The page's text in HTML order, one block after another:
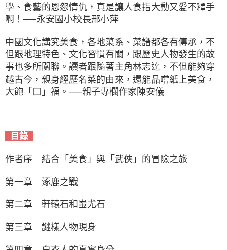
學、食藝的恩怨情仇，真是讓人食指大動又愛不釋手
啊！──永安國小校長邢小萍
中國文化講究美食，各地菜系、菜譜都各有傳承，不
但跟地理特色、文化習慣有關，跟歷史人物發生的故
事也多所關聯。讀者跟隨著主角林志達，不但能夠穿
越古今，親身經歷名菜的由來，還能品嚐紙上美食，
大飽「口」福。──親子專欄作家陳安儀
目錄
作者序 結合「美食」與「武俠」的冒險之旅
第一章 涿鹿之戰
第二章 軒轅石和蚩尤石
第三章 謎樣人物現身